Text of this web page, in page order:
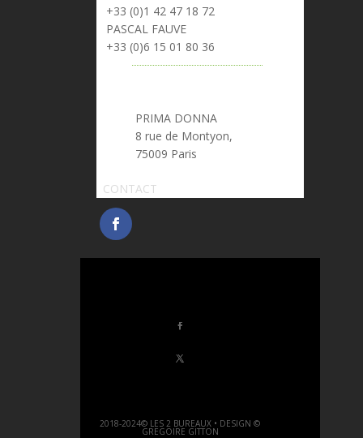
+33 (0)1 42 47 18 72
PASCAL FAUVE
> pascal.fauve@prima-donna.fr
+33 (0)6 15 01 80 36
PRIMA DONNA
8 rue de Montyon,
75009 Paris
CONTACT
2018-2024© LES 2 BUREAUX • DESIGN ©
GREGOIRE GITTON